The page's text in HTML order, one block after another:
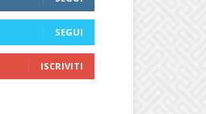
SEGUI
ISCRIVITI